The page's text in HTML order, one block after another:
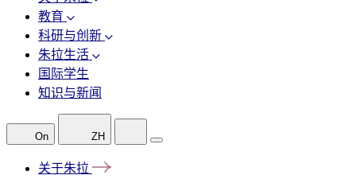
教育
科研与创新
朱拉生活
国际学生
知识与新闻
On ZH
关于朱拉